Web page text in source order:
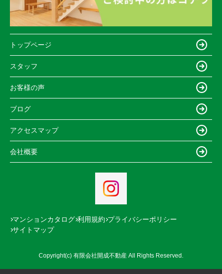
トップページ
スタッフ
お客様の声
ブログ
アクセスマップ
会社概要
マンションカタログ 利用規約 プライバシーポリシー
サイトマップ
Copyright(c) 有限会社開成不動産 All Rights Reserved.